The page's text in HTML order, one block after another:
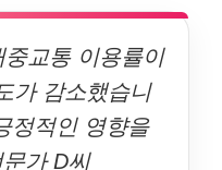
중교통 이용률이
가 감소했습니
정적인 영향을
가 D씨